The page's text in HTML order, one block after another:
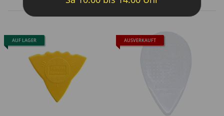
AUF LAGER AUSVERKAUFT